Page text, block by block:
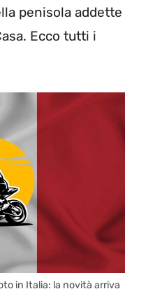
penisola addette
Ecco tutti i
in Italia: la novità arriva